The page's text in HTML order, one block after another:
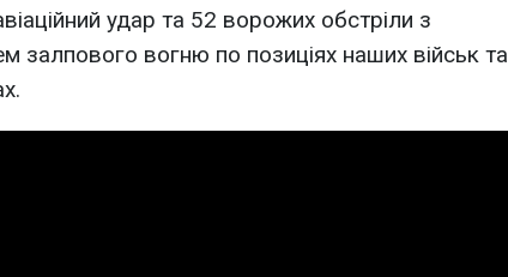
удар та 52 ворожих обстріли з
залпового вогню по позиціях наших військ та